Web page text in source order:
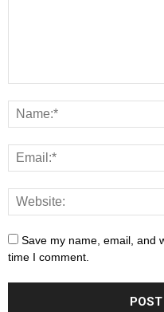
Save my name, email, and
time I comment.